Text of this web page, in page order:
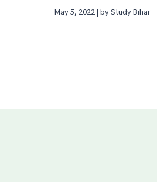
May 5, 2022 | by Study Bihar